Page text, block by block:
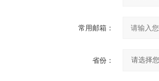
常用邮箱：
省份：